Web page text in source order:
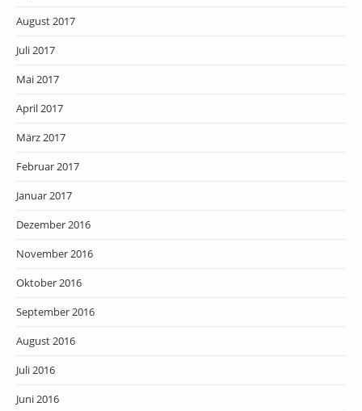
August 2017
Juli 2017
Mai 2017
April 2017
März 2017
Februar 2017
Januar 2017
Dezember 2016
November 2016
Oktober 2016
September 2016
August 2016
Juli 2016
Juni 2016